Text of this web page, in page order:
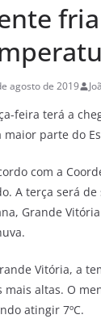
agosto de 2019
feira terá a
maior parte do
com a
A terça será
Grande
Vitória, a
mais altas. O
atingir 7ºC.